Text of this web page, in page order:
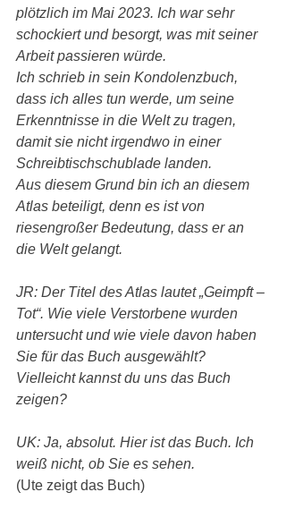
plötzlich im Mai 2023. Ich war sehr
schockiert und besorgt, was mit seiner
Arbeit passieren würde.
Ich schrieb in sein Kondolenzbuch,
dass ich alles tun werde, um seine
Erkenntnisse in die Welt zu tragen,
damit sie nicht irgendwo in einer
Schreibtischschublade landen.
Aus diesem Grund bin ich an diesem
Atlas beteiligt, denn es ist von
riesengroßer Bedeutung, dass er an
die Welt gelangt.
JR: Der Titel des Atlas lautet „Geimpft –
Tot“. Wie viele Verstorbene wurden
untersucht und wie viele davon haben
Sie für das Buch ausgewählt?
Vielleicht kannst du uns das Buch
zeigen?
UK: Ja, absolut. Hier ist das Buch. Ich
weiß nicht, ob Sie es sehen.
(Ute zeigt das Buch)